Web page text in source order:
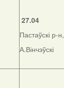
27.04
Пастаўскі р-н,
А.Вінчэўскі